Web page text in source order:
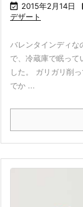
 2015年2月14日
デザート
バレンタインディな
で、冷蔵庫で眠って
した。 ガリガリ削
でか ...